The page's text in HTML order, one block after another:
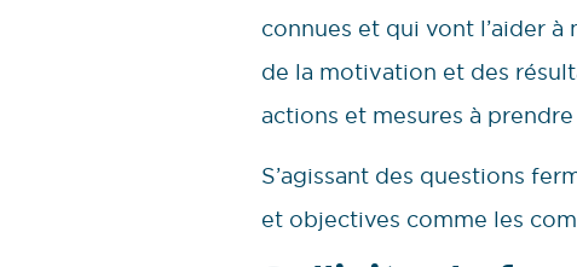
connues et qui vont l’aider à
de la motivation et des
actions et mesures à
S’agissant des questions
et objectives comme les